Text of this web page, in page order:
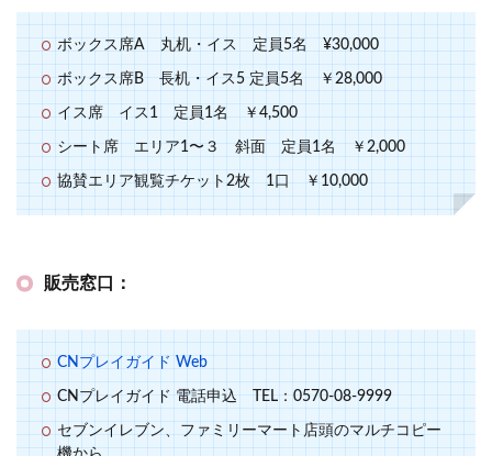
ボックス席A 丸机・イス 定員5名 ¥30,000
ボックス席B 長机・イス5 定員5名 ￥28,000
イス席 イス1 定員1名 ￥4,500
シート席 エリア1〜３ 斜面 定員1名 ￥2,000
協賛エリア観覧チケット2枚 1口 ￥10,000
販売窓口：
CNプレイガイド Web
CNプレイガイド 電話申込 TEL：0570-08-9999
セブンイレブン、ファミリーマート店頭のマルチコピー